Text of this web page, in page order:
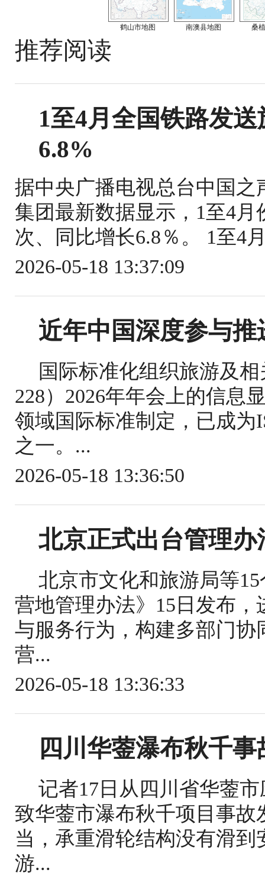
鹤山市地图 南澳县地图 桑
推荐阅读
1至4月全国铁路发
6.8%
据中央广播电视总台中国
集团最新数据显示，1至4月
次、同比增长6.8％。 1至4
2026-05-18 13:37:09
近年中国深度参与
国际标准化组织旅游及
228）2026年年会上的信息
领域国际标准制定，已成为
之一。...
2026-05-18 13:36:50
北京正式出台管理
北京市文化和旅游局等
营地管理办法》15日发布
与服务行为，构建多部门
营...
2026-05-18 13:36:33
四川华蓥瀑布秋千
记者17日从四川省华蓥
致华蓥市瀑布秋千项目事
当，承重滑轮结构没有滑
游...